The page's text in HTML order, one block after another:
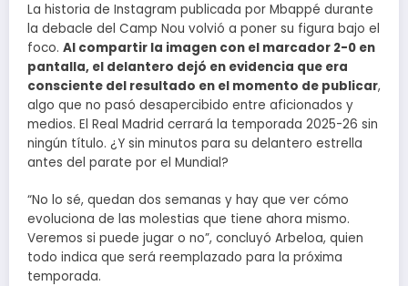
La historia de Instagram publicada por Mbappé durante
la debacle del Camp Nou volvió a poner su figura bajo el
foco. Al compartir la imagen con el marcador 2-0 en
pantalla, el delantero dejó en evidencia que era
consciente del resultado en el momento de publicar,
algo que no pasó desapercibido entre aficionados y
medios. El Real Madrid cerrará la temporada 2025-26 sin
ningún título. ¿Y sin minutos para su delantero estrella
antes del parate por el Mundial?
“No lo sé, quedan dos semanas y hay que ver cómo
evoluciona de las molestias que tiene ahora mismo.
Veremos si puede jugar o no”, concluyó Arbeloa, quien
todo indica que será reemplazado para la próxima
temporada.